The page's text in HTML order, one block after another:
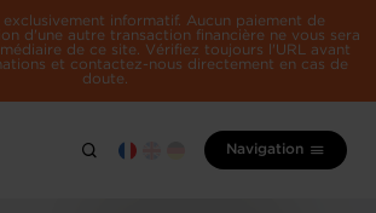
informatif. Aucun paiement de
d'une autre transaction financière ne vous sera
de ce site. Vérifiez toujours l'URL avant
et contactez-nous directement en cas de
doute.
Navigation